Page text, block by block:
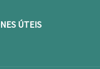
ÚTEIS